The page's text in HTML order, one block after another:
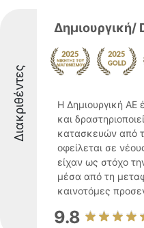
Διακριθέντες
Δημιουργική/
Η Δημιουργική ΑΕ
και
κατασκευών από
οφείλεται σε
είχαν ως στόχο
μέσα από τη
καινοτόμες
9.8